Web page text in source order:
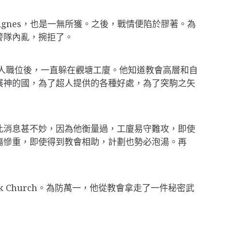
，也是一無所獲。之後，戰情便陷於膠著。為
內亂，捥拒了。
位後，一直躲在觀塘工廈。他知道教會高層和自
的國，為了超人提供的各種好處，為了突駒之矢
息甚不妙，因為他衡量過，工廈易守難攻，即使
重，即使得到教會相助，計劃也勢必泡湯。再
Church。為防萬一，他從教會拿走了一件秘密武